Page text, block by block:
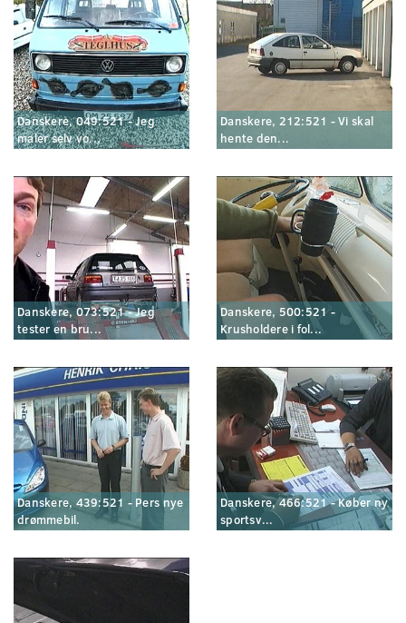
Danskere, 049:521 - Jeg
maler selv vo...
Danskere, 212:521 - Vi skal
hente den...
Danskere, 073:521 - Jeg
tester en bru...
Danskere, 500:521 -
Krusholdere i fol...
Danskere, 439:521 - Pers nye
drømmebil.
Danskere, 466:521 - Køber ny
sportsv...